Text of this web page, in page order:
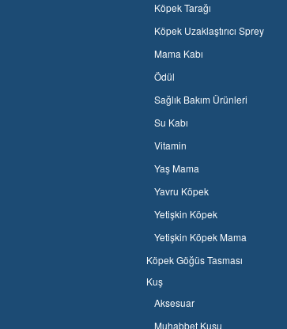
Köpek Tarağı
Köpek Uzaklaştırıcı Sprey
Mama Kabı
Ödül
Sağlık Bakım Ürünleri
Su Kabı
Vitamin
Yaş Mama
Yavru Köpek
Yetişkin Köpek
Yetişkin Köpek Mama
Köpek Göğüs Tasması
Kuş
Aksesuar
Muhabbet Kuşu